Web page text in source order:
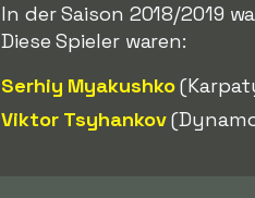
In der Saison 2018/2019
Diese Spieler waren:
Serhiy Myakushko
Viktor Tsyhankov